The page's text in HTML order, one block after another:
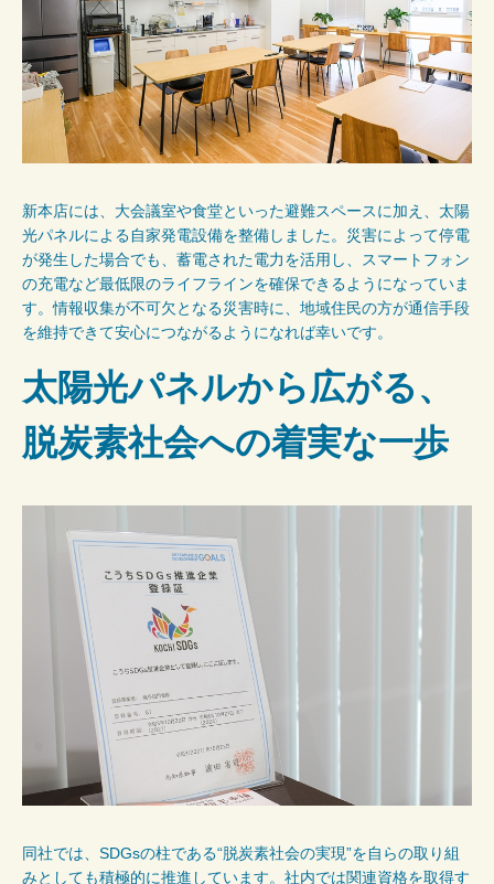
新本店には、大会議室や食堂といった避難スペースに加え、太陽
光パネルによる自家発電設備を整備しました。災害によって停電
が発生した場合でも、蓄電された電力を活用し、スマートフォン
の充電など最低限のライフラインを確保できるようになっていま
す。情報収集が不可欠となる災害時に、地域住民の方が通信手段
を維持できて安心につながるようになれば幸いです。
太陽光パネルから広がる、
脱炭素社会への着実な一歩
同社では、SDGsの柱である“脱炭素社会の実現”を自らの取り組
みとしても積極的に推進しています。社内では関連資格を取得す